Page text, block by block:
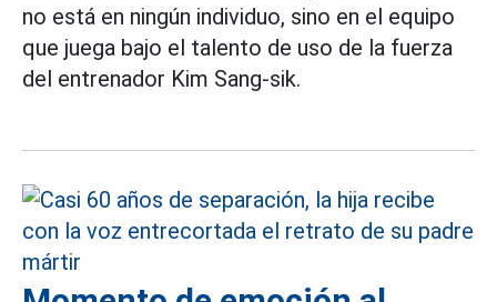
no está en ningún individuo, sino en el equipo
que juega bajo el talento de uso de la fuerza
del entrenador Kim Sang-sik.